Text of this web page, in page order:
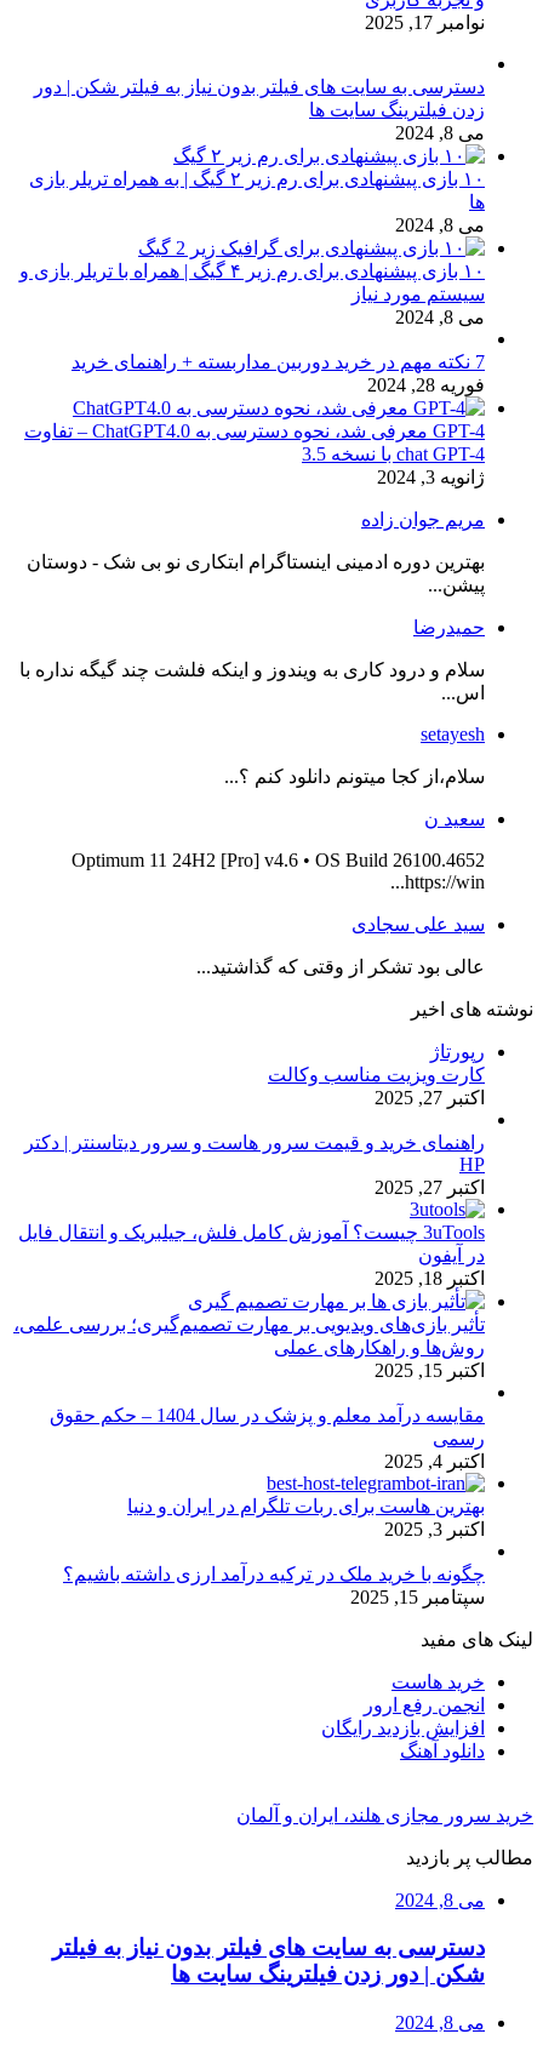
نوامبر 17, 2025
دسترسی به سایت های فیلتر بدون نیاز به فیلتر شکن | دور
زدن فیلترینگ سایت ها
می 8, 2024
۱۰ بازی پیشنهادی برای رم زیر ۲ گیگ | به همراه تریلر بازی
ها
می 8, 2024
۱۰ بازی پیشنهادی برای رم زیر ۴ گیگ | همراه با تریلر بازی و
سیستم مورد نیاز
می 8, 2024
7 نکته مهم در خرید دوربین مداربسته + راهنمای خرید
فوریه 28, 2024
GPT-4 معرفی شد، نحوه دسترسی به ChatGPT4.0 – تفاوت
chat GPT-4 با نسخه 3.5
ژانویه 3, 2024
مریم جوان زاده
بهترین دوره ادمینی اینستاگرام ابتکاری نو بی شک - دوستان
پیشن...
حمیدرضا
سلام و درود کاری به ویندوز و اینکه فلشت چند گیگه نداره با
اس...
setayesh
سلام،از کجا میتونم دانلود کنم ؟...
سعید ن
Optimum 11 24H2 [Pro] v4.6 • OS Build 26100.4652
https://win...
سید علی سجادی
عالی بود تشکر از وقتی که گذاشتید...
نوشته های اخیر
رپورتاژ
کارت ویزیت مناسب وکالت
اکتبر 27, 2025
راهنمای خرید و قیمت سرور هاست و سرور دیتاسنتر | دکتر
HP
اکتبر 27, 2025
3uTools چیست؟ آموزش کامل فلش، جیلبریک و انتقال فایل
در آیفون
اکتبر 18, 2025
تأثیر بازی‌های ویدیویی بر مهارت تصمیم‌گیری؛ بررسی علمی،
روش‌ها و راهکارهای عملی
اکتبر 15, 2025
مقایسه درآمد معلم و پزشک در سال 1404 – حکم حقوق
رسمی
اکتبر 4, 2025
بهترین هاست برای ربات تلگرام در ایران و دنیا
اکتبر 3, 2025
چگونه با خرید ملک در ترکیه درآمد ارزی داشته باشیم؟
سپتامبر 15, 2025
لینک های مفید
خرید هاست
انجمن رفع ارور
افزایش بازدید رایگان
دانلود آهنگ
خرید سرور مجازی هلند، ایران و آلمان
مطالب پر بازدید
می 8, 2024
دسترسی به سایت های فیلتر بدون نیاز به فیلتر
شکن | دور زدن فیلترینگ سایت ها
می 8, 2024